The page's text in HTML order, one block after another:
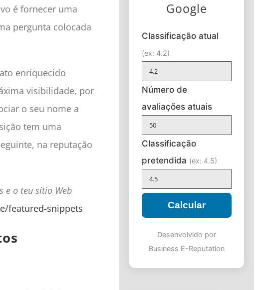
é fornecer uma
pergunta colocada
enriquecido
visibilidade, por
o seu nome a
tem uma
na reputação
e o teu sítio Web
featured-snippets
Google
Classificação atual
(ex: 4.2)
Número de
avaliações atuais
Classificação
pretendida (ex: 4.5)
Calcular
Desenvolvido por
Business E-Reputation